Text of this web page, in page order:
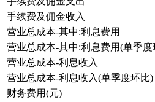
手续费及佣金收入
营业总成本-其中:利息费用
营业总成本-其中:利息费用(单季度
营业总成本-利息收入
营业总成本-利息收入(单季度环比)
财务费用(元)